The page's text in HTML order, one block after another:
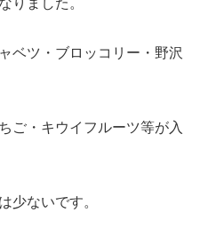
ベツ・ブロッコリー・野沢
ご・キウイフルーツ等が入
少ないです。